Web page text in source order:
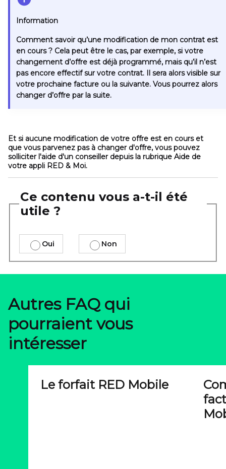
Information
Comment savoir qu’une modification de mon contrat est
en cours ? Cela peut être le cas, par exemple, si votre
changement d’offre est déjà programmé, mais qu’il n’est
pas encore effectif sur votre contrat. Il sera alors visible sur
votre prochaine facture ou la suivante. Vous pourrez alors
changer d’offre par la suite.
Et si aucune modification de votre offre est en cours et
que vous parvenez pas à changer d'offre, vous pouvez
solliciter l'aide d'un conseiller depuis la rubrique Aide de
votre appli RED & Moi.
Ce contenu vous a-t-il été
utile ?
Oui Non
Autres FAQ qui
pourraient vous
intéresser
Le forfait RED Mobile